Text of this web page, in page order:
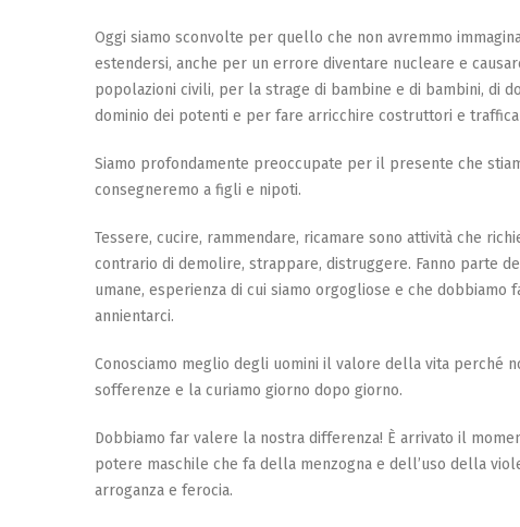
Oggi siamo sconvolte per quello che non avremmo
estendersi, anche per un errore diventare nucleare e
popolazioni civili, per la strage di bambine e di bambini, di
dominio dei potenti e per fare arricchire costruttori e
Siamo profondamente preoccupate per il presente che
consegneremo a figli e nipoti.
Tessere, cucire, rammendare, ricamare sono attività che
contrario di demolire, strappare, distruggere. Fanno parte
umane, esperienza di cui siamo orgogliose e che
annientarci.
Conosciamo meglio degli uomini il valore della vita perché
sofferenze e la curiamo giorno dopo giorno.
Dobbiamo far valere la nostra differenza! È arrivato il
potere maschile che fa della menzogna e dell’uso della
arroganza e ferocia.